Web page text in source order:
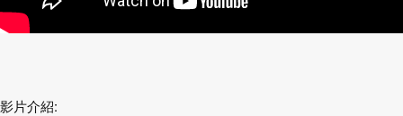
影片介紹: